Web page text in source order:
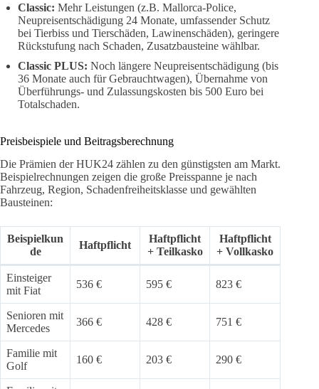
Classic: Mehr Leistungen (z.B. Mallorca-Police,
Neupreisentschädigung 24 Monate, umfassender Schutz
bei Tierbiss und Tierschäden, Lawinenschäden), geringere
Rückstufung nach Schaden, Zusatzbausteine wählbar.
Classic PLUS: Noch längere Neupreisentschädigung (bis
36 Monate auch für Gebrauchtwagen), Übernahme von
Überführungs- und Zulassungskosten bis 500 Euro bei
Totalschaden.
Preisbeispiele und Beitragsberechnung
Die Prämien der HUK24 zählen zu den günstigsten am Markt.
Beispielrechnungen zeigen die große Preisspanne je nach
Fahrzeug, Region, Schadenfreiheitsklasse und gewählten
Bausteinen:
Beispielkun
de
Haftpflicht
Haftpflicht
+ Teilkasko
Haftpflicht
+ Vollkasko
Einsteiger
mit Fiat
536 € 595 € 823 €
Senioren mit
Mercedes
366 € 428 € 751 €
Familie mit
Golf
160 € 203 € 290 €